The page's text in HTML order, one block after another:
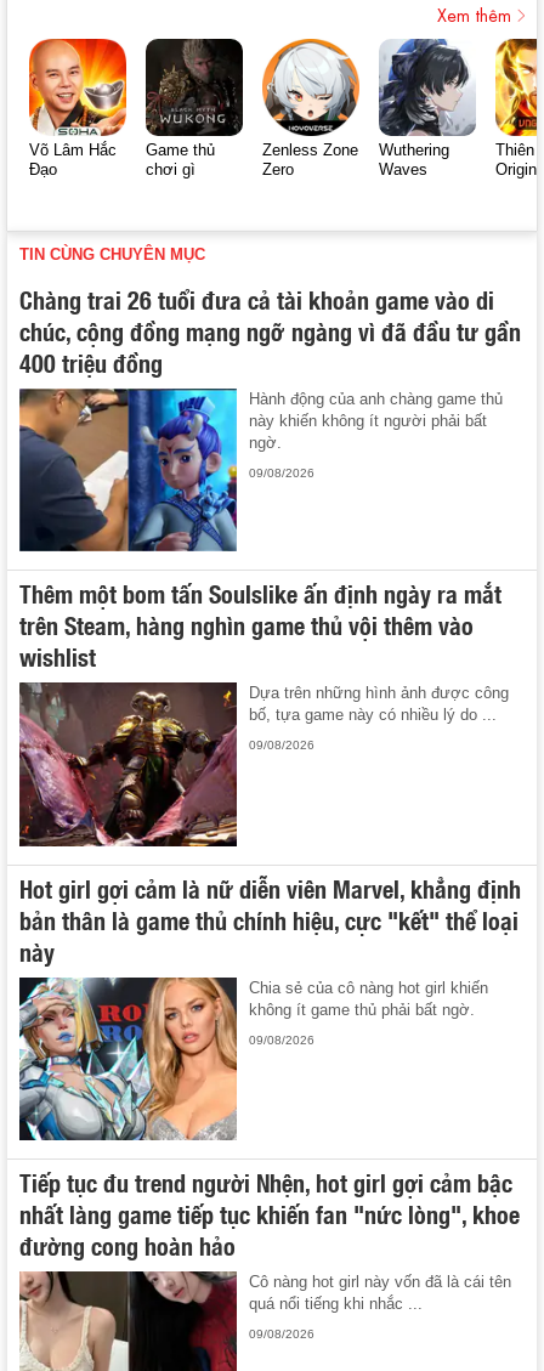
Xem thêm
Võ Lâm Hắc
Đạo
Game thủ
chơi gì
Zenless Zone
Zero
Wuthering
Waves
Thiên
Origin
TIN CÙNG CHUYÊN MỤC
Chàng trai 26 tuổi đưa cả tài khoản game vào di
chúc, cộng đồng mạng ngỡ ngàng vì đã đầu tư gần
400 triệu đồng
Hành động của anh chàng game thủ
này khiến không ít người phải bất
ngờ.
09/08/2026
Thêm một bom tấn Soulslike ấn định ngày ra mắt
trên Steam, hàng nghìn game thủ vội thêm vào
wishlist
Dựa trên những hình ảnh được công
bố, tựa game này có nhiều lý do ...
09/08/2026
Hot girl gợi cảm là nữ diễn viên Marvel, khẳng định
bản thân là game thủ chính hiệu, cực "kết" thể loại
này
Chia sẻ của cô nàng hot girl khiến
không ít game thủ phải bất ngờ.
09/08/2026
Tiếp tục đu trend người Nhện, hot girl gợi cảm bậc
nhất làng game tiếp tục khiến fan "nức lòng", khoe
đường cong hoàn hảo
Cô nàng hot girl này vốn đã là cái tên
quá nổi tiếng khi nhắc ...
09/08/2026